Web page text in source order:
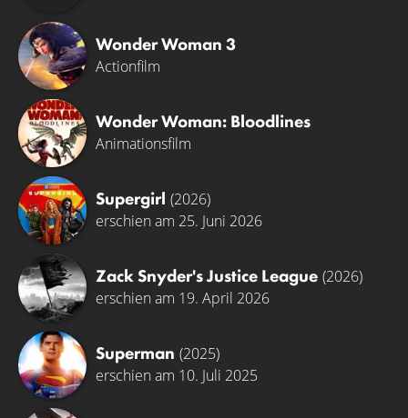
Wonder Woman 3
Actionfilm
Wonder Woman: Bloodlines
Animationsfilm
Supergirl (2026)
erschien am 25. Juni 2026
Zack Snyder's Justice League (2026)
erschien am 19. April 2026
Superman (2025)
erschien am 10. Juli 2025